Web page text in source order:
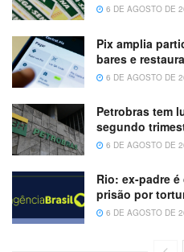
6 DE AGOSTO DE
Pix amplia
bares e
6 DE AGOSTO DE
Petrobras tem
segundo
6 DE AGOSTO DE
Rio: ex-padre
prisão por
6 DE AGOSTO DE